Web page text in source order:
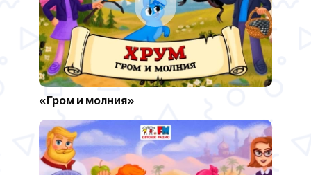
«Гром и молния»